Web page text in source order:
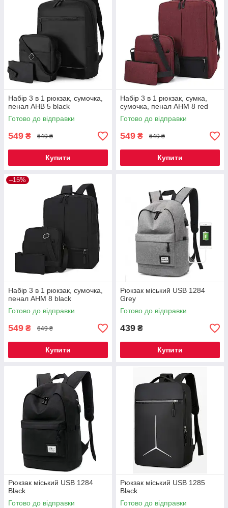
Набір 3 в 1 рюкзак, сумочка,
пенал AHB 5 black
Готово до відправки
549 ₴ 649 ₴
Купити
Набір 3 в 1 рюкзак, сумка,
сумочка, пенал AHM 8 red
Готово до відправки
549 ₴ 649 ₴
Купити
–15%
Набір 3 в 1 рюкзак, сумочка,
пенал AHM 8 black
Готово до відправки
549 ₴ 649 ₴
Купити
Рюкзак міський USB 1284
Grey
Готово до відправки
439 ₴
Купити
Рюкзак міський USB 1284
Black
Готово до відправки
Рюкзак міський USB 1285
Black
Готово до відправки